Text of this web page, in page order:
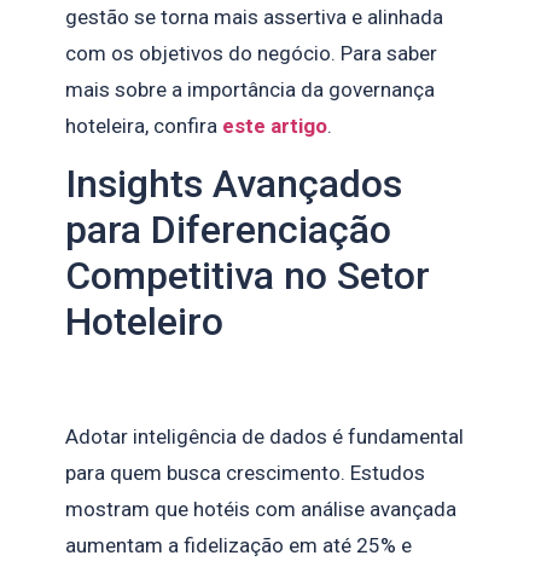
gestão se torna mais assertiva e alinhada
com os objetivos do negócio. Para saber
mais sobre a importância da governança
hoteleira, confira este artigo.
Insights Avançados
para Diferenciação
Competitiva no Setor
Hoteleiro
Adotar inteligência de dados é fundamental
para quem busca crescimento. Estudos
mostram que hotéis com análise avançada
aumentam a fidelização em até 25% e